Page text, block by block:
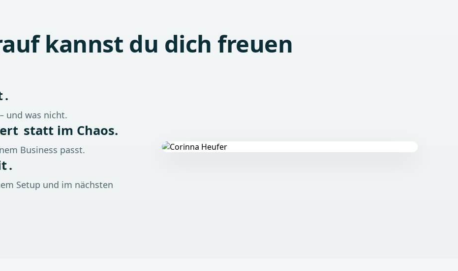
kannst du dich freuen
.
und was nicht.
statt im Chaos.
Business passt.
.
Setup und im nächsten